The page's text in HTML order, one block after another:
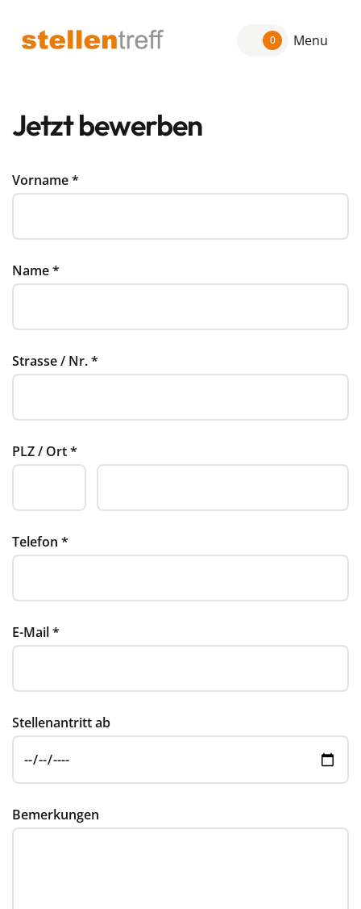
0 Menu
Jetzt bewerben
Vorname*
Name*
Strasse / Nr.*
PLZ / Ort*
Telefon *
E-Mail*
Stellenantritt ab
Bemerkungen